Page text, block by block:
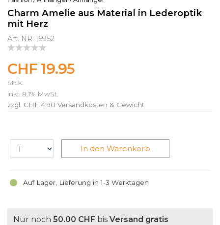
Charm Amelie aus Material in Lederoptik
mit Herz
Art. NR: 15952
CHF 19.95
Stck
inkl. 8,1% MwSt.
zzgl. CHF 4.90 Versandkosten & Gewicht
Auf Lager, Lieferung in 1-3 Werktagen
In den Warenkorb
Nur noch 50.00 CHF bis Versand gratis